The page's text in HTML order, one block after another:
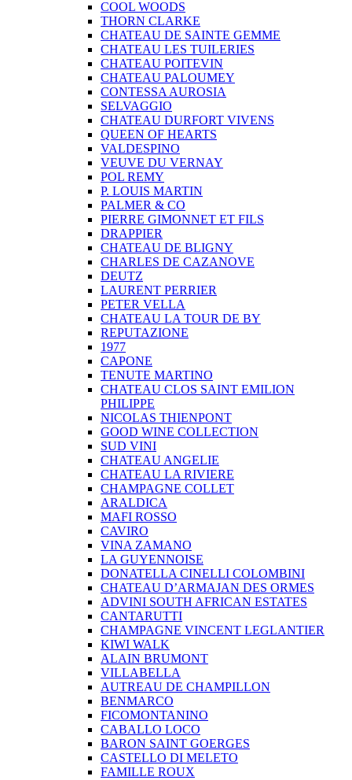
COOL WOODS
THORN CLARKE
CHATEAU DE SAINTE GEMME
CHATEAU LES TUILERIES
CHATEAU POITEVIN
CHATEAU PALOUMEY
CONTESSA AUROSIA
SELVAGGIO
CHATEAU DURFORT VIVENS
QUEEN OF HEARTS
VALDESPINO
VEUVE DU VERNAY
POL REMY
P. LOUIS MARTIN
PALMER & CO
PIERRE GIMONNET ET FILS
DRAPPIER
CHATEAU DE BLIGNY
CHARLES DE CAZANOVE
DEUTZ
LAURENT PERRIER
PETER VELLA
CHATEAU LA TOUR DE BY
REPUTAZIONE
1977
CAPONE
TENUTE MARTINO
CHATEAU CLOS SAINT EMILION
PHILIPPE
NICOLAS THIENPONT
GOOD WINE COLLECTION
SUD VINI
CHATEAU ANGELIE
CHATEAU LA RIVIERE
CHAMPAGNE COLLET
ARALDICA
MAFI ROSSO
CAVIRO
VINA ZAMANO
LA GUYENNOISE
DONATELLA CINELLI COLOMBINI
CHATEAU D’ARMAJAN DES ORMES
ADVINI SOUTH AFRICAN ESTATES
CANTARUTTI
CHAMPAGNE VINCENT LEGLANTIER
KIWI WALK
ALAIN BRUMONT
VILLABELLA
AUTREAU DE CHAMPILLON
BENMARCO
FICOMONTANINO
CABALLO LOCO
BARON SAINT GOERGES
CASTELLO DI MELETO
FAMILLE ROUX